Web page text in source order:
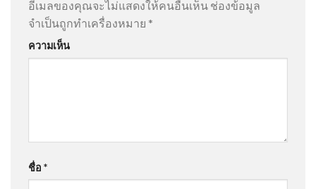
อีเมลของคุณจะไม่แสดงให้คนอื่นเห็น ช่องข้อมูล
จำเป็นถูกทำเครื่องหมาย *
ความเห็น
ชื่อ *